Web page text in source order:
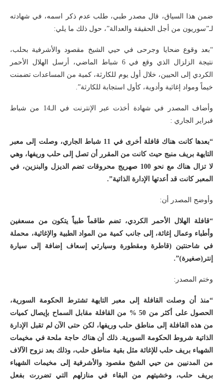
ضمن هذا السياق، قال مصدر طبي، طلب عدم ذكر اسمه، في شهادته
لـ”سوريون من أجل الحقيقة والعدالة”، حول ذلك ما يلي:
“بعد وقوع ضحايا وجرحى في حيي الشيخ مقصود والأشرفية بحلب،
نتيجة الزلزال الذي وقع في 6 شباط الماضي، أرسل الهلال الأحمر
الكردي إلى الحيين، خلال أول يوم للكارثة، كمية من المساعدات تضمنت
خيماً ومواد إغاثية وأدوية، كأول استجابة للكارثة”.
وأضاف المصدر في شهادة أخذت عبر الإنترنت في الـ14 من شباط
فبراير الجاري :
“بعدها كانت هناك قافلة أخرى في 11 شباط الجاري، وصلت إلى معبر
التايهة بريف منبج حيث كانت من المقرر أن تصل إلى حلب وريفها، وهي
لا تزال هناك مع نحو 100 صهريج محروقات تضم الديزل والبنزين، في
المعبر كانت قد أعدتها الإدارة الذاتية”.
وأوضح المصدر أن:
“قافلة الهلال الأحمر الكردي، تضم طاقماً طبياً يتكون من مسعفين
وأطباء وعمال إغاثة، إلى جانب كمية من المواد الطبية والإغاثية، محملة
في شاحنتين (قاطرة ومقطورة وسيارتي إسعاف إضافة إلى سيارة
إنتر(صغيرة)”.
وختم المصدر:
“منذ أن وصلت القافلة إلى معبر التايهة تشترط الحكومة السورية،
الحصول على أكثر من 50 % من القافلة مقابل السماح بإيصال كميات
من هذه القافلة إلى مناطق حلب وريفها، لكن حتى الآن لم تقبل الإدارة
الذاتية شروط الحكومة السورية. ذلك أن هناك حاجة ملحة في مخيمات
الشهباء بريف حلب للإغاثة مثل بقية مناطق حلب، وذلك بعد نزوح الآلاف
من المدنيين من حيي الشيخ مقصود والأشرفية إلى مخيمات الشهباء
بريف حلب، وخشيتهم من البقاء في منازلهم التي تضررت بفعل